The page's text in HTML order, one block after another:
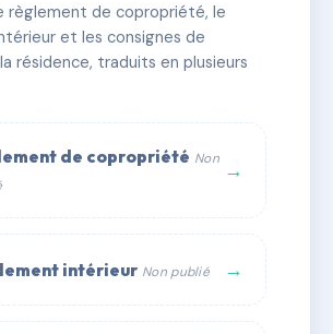
🏠 177 lots 🏗 1 bâtiment(s)
Syndic Digital
règlement de copropriété, le
et les consignes de
résidence, traduits en plusieurs
de copropriété Non →
intérieur Non publié →